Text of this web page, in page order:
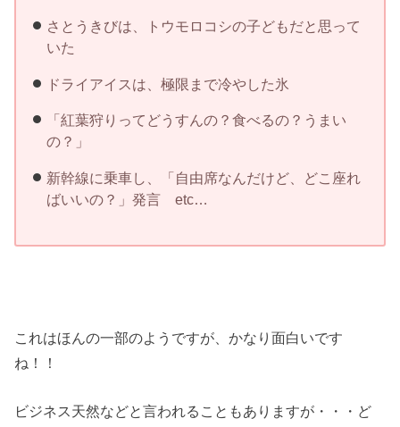
さとうきびは、トウモロコシの子どもだと思って
いた
ドライアイスは、極限まで冷やした氷
「紅葉狩りってどうすんの？食べるの？うまい
の？」
新幹線に乗車し、「自由席なんだけど、どこ座れ
ばいいの？」発言 etc…
これはほんの一部のようですが、かなり面白いです
ね！！
ビジネス天然などと言われることもありますが・・・ど